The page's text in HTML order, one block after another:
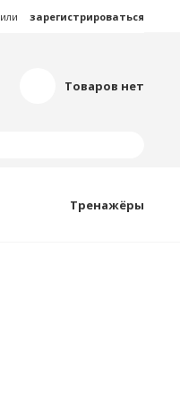
или зарегистрироваться
Товаров нет
Тренажёры